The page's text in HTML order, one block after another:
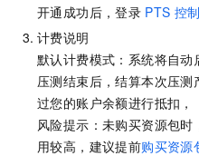
开通成功后，登录 PTS 控
计费说明
默认计费模式：系统将自动
压测结束后，结算本次压测
过您的账户余额进行抵扣，
风险提示：未购买资源包
用较高，建议提前购买资源